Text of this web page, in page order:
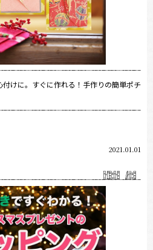
けに。すぐに作れる！手作りの簡単ポチ
2021.01.01